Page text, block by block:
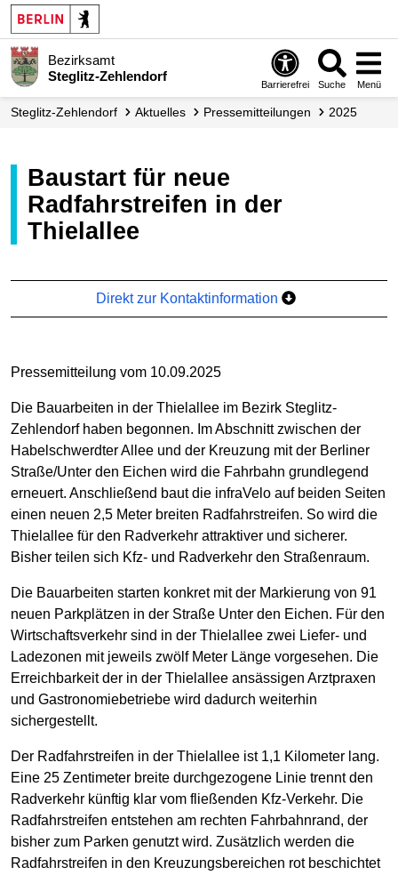
Bezirksamt
Steglitz-Zehlendorf
Barrierefrei Suche Menü
Steglitz-Zehlendorf Aktuelles Presse­mitteilungen 2025
Baustart für neue
Radfahrstreifen in der
Thielallee
Direkt zur Kontaktinformation
Pressemitteilung vom 10.09.2025
Die Bauarbeiten in der Thielallee im Bezirk Steglitz-
Zehlendorf haben begonnen. Im Abschnitt zwischen der
Habelschwerdter Allee und der Kreuzung mit der Berliner
Straße/Unter den Eichen wird die Fahrbahn grundlegend
erneuert. Anschließend baut die infraVelo auf beiden Seiten
einen neuen 2,5 Meter breiten Radfahrstreifen. So wird die
Thielallee für den Radverkehr attraktiver und sicherer.
Bisher teilen sich Kfz- und Radverkehr den Straßenraum.
Die Bauarbeiten starten konkret mit der Markierung von 91
neuen Parkplätzen in der Straße Unter den Eichen. Für den
Wirtschaftsverkehr sind in der Thielallee zwei Liefer- und
Ladezonen mit jeweils zwölf Meter Länge vorgesehen. Die
Erreichbarkeit der in der Thielallee ansässigen Arztpraxen
und Gastronomiebetriebe wird dadurch weiterhin
sichergestellt.
Der Radfahrstreifen in der Thielallee ist 1,1 Kilometer lang.
Eine 25 Zentimeter breite durchgezogene Linie trennt den
Radverkehr künftig klar vom fließenden Kfz-Verkehr. Die
Radfahrstreifen entstehen am rechten Fahrbahnrand, der
bisher zum Parken genutzt wird. Zusätzlich werden die
Radfahrstreifen in den Kreuzungsbereichen rot beschichtet